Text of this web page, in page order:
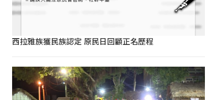
西拉雅族獲民族認定 原民日回顧正名歷程